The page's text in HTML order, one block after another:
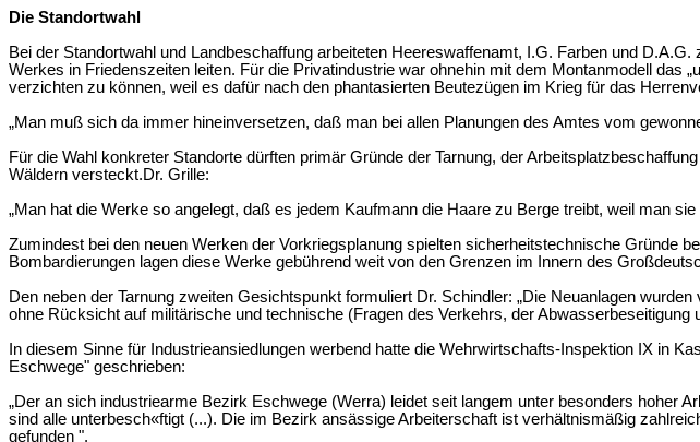
Die Standortwahl
Bei der Standortwahl und Landbeschaffung arbeiteten Heereswaffenamt, I.G. Farben und
Werkes in Friedenszeiten leiten. Für die Privatindustrie war ohnehin mit dem Montanmodell
verzichten zu können, weil es dafür nach den phantasierten Beutezügen im Krieg für das
„Man muß sich da immer hineinversetzen, daß man bei allen Planungen des Amtes vom
Für die Wahl konkreter Standorte dürften primär Gründe der Tarnung, der
Wäldern versteckt.Dr. Grille:
„Man hat die Werke so angelegt, daß es jedem Kaufmann die Haare zu Berge treibt, weil man
Zumindest bei den neuen Werken der Vorkriegsplanung spielten sicherheitstechnische Gründe
Bombardierungen lagen diese Werke gebührend weit von den Grenzen im Innern des
Den neben der Tarnung zweiten Gesichtspunkt formuliert Dr. Schindler: „Die Neuanlagen
ohne Rücksicht auf militärische und technische (Fragen des Verkehrs, der
In diesem Sinne für Industrieansiedlungen werbend hatte die Wehrwirtschafts-Inspektion IX in
Eschwege" geschrieben:
„Der an sich industriearme Bezirk Eschwege (Werra) leidet seit langem unter besonders hoher
sind alle unterbesch«ftigt (...). Die im Bezirk ansässige Arbeiterschaft ist verhältnismäßig
gefunden ".